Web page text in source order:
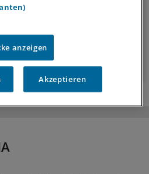
bitte anmelden
anzeigen
Akzeptieren